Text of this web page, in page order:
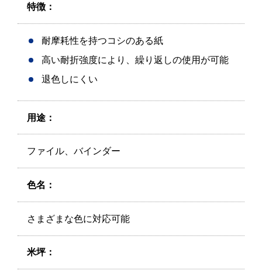
特徴：
耐摩耗性を持つコシのある紙
高い耐折強度により、繰り返しの使用が可能
退色しにくい
用途：
ファイル、バインダー
色名：
さまざまな色に対応可能
米坪：